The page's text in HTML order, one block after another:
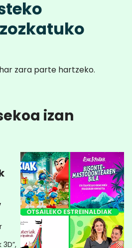
zara parte hartzeko.
izan